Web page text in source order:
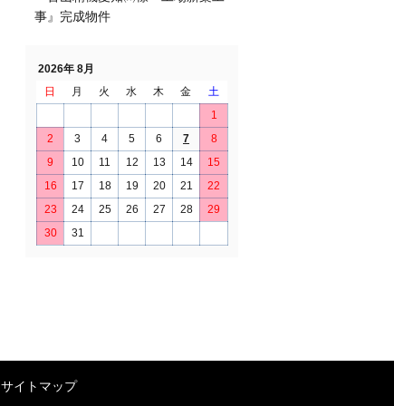
事』完成物件
2026年 8月
日
月 火 水 木 金
土
1
2
3 4 5 6 7
8
9
10 11 12 13 14
15
16
17 18 19 20 21
22
23
24 25 26 27 28
29
30
31
サイトマップ